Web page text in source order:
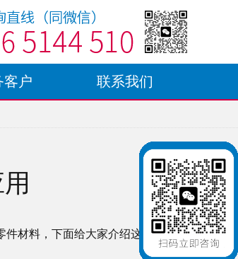
客户 联系我们
件材料，下面给大家介绍这种陶瓷的